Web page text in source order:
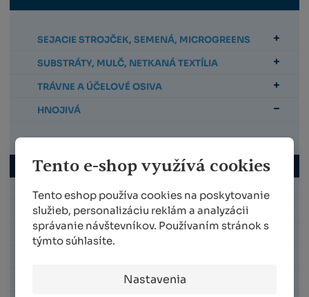
Tento e-shop využívá cookies
Tento eshop používa cookies na poskytovanie
služieb, personalizáciu reklám a analyzácii
správanie návštevníkov. Používaním stránok s
týmto súhlasíte.
Nastavenia
SEJACIE STROJČEK, SEMENÁ, MICROGREENS
SUBSTRÁTY, MULČ, NETKANÁ TEXTÍLIA
TRÁVNE A ÚČELOVÉ OSIVA
HNOJIVÁ
Okrasné dreviny, ihličnany a konifery
Ovocie a zelenina
Vinič, ovocné stromy a kríky
Trávniky
Tabletované hnojivá